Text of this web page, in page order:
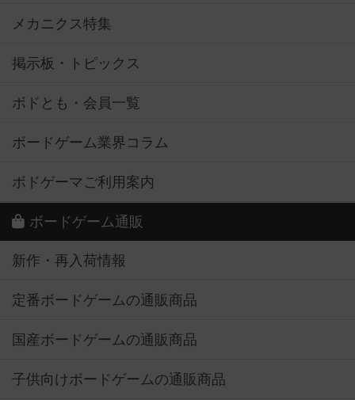
メカニクス特集
掲示板・トピックス
ボドとも・会員一覧
ボードゲーム業界コラム
ボドゲーマご利用案内
ボードゲーム通販
新作・再入荷情報
定番ボードゲームの通販商品
国産ボードゲームの通販商品
子供向けボードゲームの通販商品